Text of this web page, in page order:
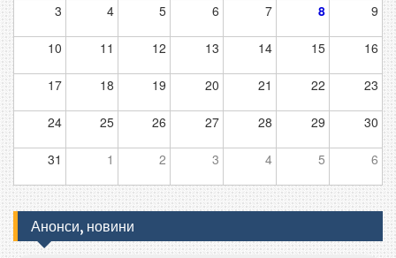
3 4 5 6 7 8 9
10 11 12 13 14 15 16
17 18 19 20 21 22 23
24 25 26 27 28 29 30
31 1 2 3 4 5 6
Анонси, новини